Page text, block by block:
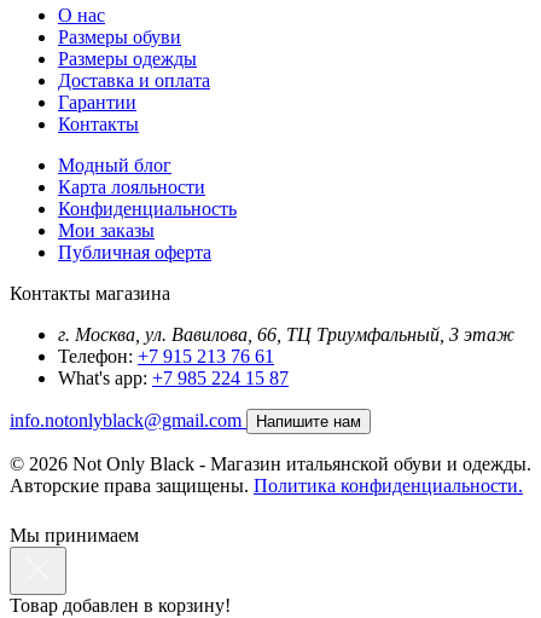
О нас
Размеры обуви
Размеры одежды
Доставка и оплата
Гарантии
Контакты
Модный блог
Карта лояльности
Конфиденциальность
Мои заказы
Публичная оферта
Контакты магазина
г. Москва, ул. Вавилова, 66, ТЦ Триумфальный, 3 этаж
Телефон: +7 915 213 76 61
What's app: +7 985 224 15 87
info.notonlyblack@gmail.com Напишите нам
© 2026 Not Only Black - Магазин итальянской обуви и одежды.
Авторские права защищены. Политика конфиденциальности.
Мы принимаем
Товар добавлен в корзину!